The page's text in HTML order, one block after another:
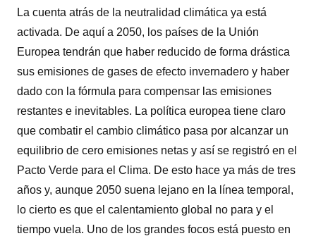
La cuenta atrás de la neutralidad climática ya está
activada. De aquí a 2050, los países de la Unión
Europea tendrán que haber reducido de forma drástica
sus emisiones de gases de efecto invernadero y haber
dado con la fórmula para compensar las emisiones
restantes e inevitables. La política europea tiene claro
que combatir el cambio climático pasa por alcanzar un
equilibrio de cero emisiones netas y así se registró en el
Pacto Verde para el Clima. De esto hace ya más de tres
años y, aunque 2050 suena lejano en la línea temporal,
lo cierto es que el calentamiento global no para y el
tiempo vuela. Uno de los grandes focos está puesto en